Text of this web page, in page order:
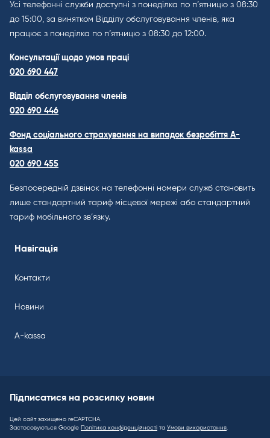
Усі телефонні служби доступні з понеділка по п’ятницю з 08:30
до 15:00, за винятком Відділу обслуговування членів, яка
працює з понеділка по п’ятницю з 08:30 до 12:00.
Консультації щодо умов праці
020 690 447
Відділ обслуговування членів
020 690 446
Фонд соціального страхування на випадок безробіття A-
kassa
020 690 455
Безпосередній дзвінок на телефонні номери служб становить
лише стандартний тариф місцевої мережі або стандартний
тариф мобільного зв’язку.
Навігація
Контакти
Новини
A-kassa
Підписатися на розсилку новин
Цей сайт захищено reCAPTCHA.
Застосовуються Google Політика конфіденційності та Умови використання.